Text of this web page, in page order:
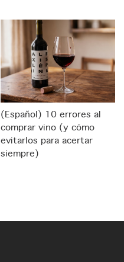
(Español) 10 errores al
comprar vino (y cómo
evitarlos para acertar
siempre)